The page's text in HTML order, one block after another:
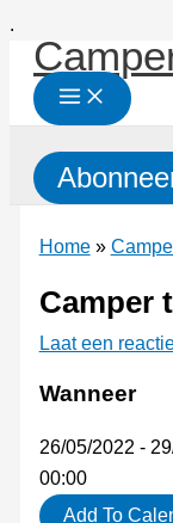
.
naar
inhoud
Home»
Camper
Laat een
Wanneer
26/05/2022 -
00:00
Add To